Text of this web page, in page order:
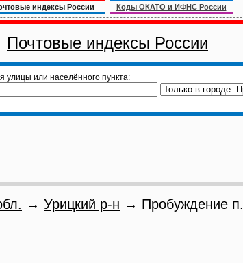
индексы России Коды ОКАТО и ИФНС России
Почтовые индексы России
улицы или населённого пункта:
→ Урицкий р-н → Пробуждение п.